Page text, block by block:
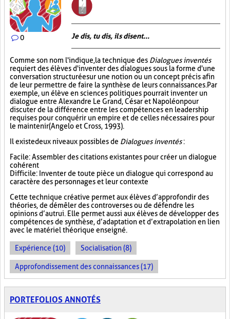
0 Je dis, tu dis, ils disent...
Comme son nom l'indique, la technique des Dialogues inventés
requiert des élèves d'inventer des dialogues sous la forme d'une
conversation structurée sur une notion ou un concept précis afin
de leur permettre de faire la synthèse de leurs connaissances. Par
exemple, un élève en sciences politiques pourrait inventer un
dialogue entre Alexandre Le Grand, César et Napoléon pour
discuter de la différence entre les compétences en leadership
requises pour conquérir un empire et de celles nécessaires pour
le maintenir (Angelo et Cross, 1993).
Il existe deux niveaux possibles de Dialogues inventés:
Facile : Assembler des citations existantes pour créer un dialogue
cohérent
Difficile : Inventer de toute pièce un dialogue qui correspond au
caractère des personnages et leur contexte
Cette technique créative permet aux élèves d’approfondir des
théories, de démêler des controverses ou de défendre les
opinions d’autrui. Elle permet aussi aux élèves de développer des
compétences de synthèse, d’adaptation et d’extrapolation en lien
avec le matériel théorique enseigné.
Expérience (10) Socialisation (8)
Approfondissement des connaissances (17)
PORTEFOLIOS ANNOTÉS